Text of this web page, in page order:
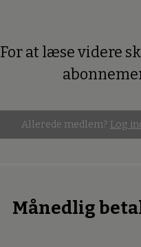
For at læse videre
Allerede medlem? Log
Månedlig